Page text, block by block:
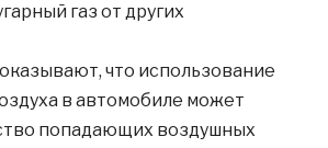
газ от других
что использование
в автомобиле может
попадающих воздушных